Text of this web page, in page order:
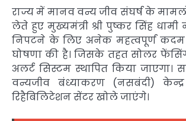
राज्य में मानव वन्य जीव संघर्ष के
लेते हुए मुख्यमंत्री श्री पुष्कर सिंह
निपटने के लिए अनेक महत्वपूर्ण कदम
घोषणा की है। जिसके तहत सोलर
अलर्ट सिस्टम स्थापित किया जाएगा।
वन्यजीव बंध्याकरण (नसबंदी)
रिहैबिलिटेशन सेंटर खोले जाएंगे।